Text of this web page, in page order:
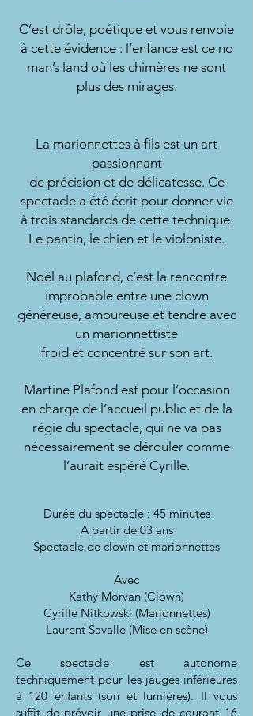
C’est drôle, poétique et vous renvoie
à cette évidence : l’enfance est ce no
man’s land où les chimères ne sont
plus des mirages.
La marionnettes à fils est un art
passionnant
de précision et de délicatesse. Ce
spectacle a été écrit pour donner vie
à trois standards de cette technique.
Le pantin, le chien et le violoniste.
Noël au plafond, c’est la rencontre
improbable entre une clown
généreuse, amoureuse et tendre avec
un marionnettiste
froid et concentré sur son art.
Martine Plafond est pour l’occasion
en charge de l’accueil public et de la
régie du spectacle, qui ne va pas
nécessairement se dérouler comme
l’aurait espéré Cyrille.
Durée du spectacle : 45 minutes
A partir de 03 ans
Spectacle de clown et marionnettes
Avec
Kathy Morvan (Clown)
Cyrille Nitkowski (Marionnettes)
Laurent Savalle (Mise en scène)
Ce spectacle est autonome
techniquement pour les jauges inférieures
à 120 enfants (son et lumières). Il vous
suffit de prévoir une prise de courant 16